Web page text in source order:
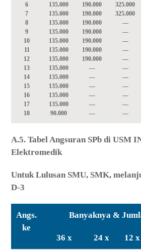
6
7
8
9
10
11
12
13
14
15
16
17
18
135.000
135.000
135.000
135.000
135.000
135.000
135.000
135.000
135.000
135.000
135.000
135.000
90.000
190.000
190.000
190.000
190.000
190.000
190.000
190.000
—
—
—
—
—
—
325.000
325.000
—
—
—
—
—
—
—
—
—
—
—
A.5. Tabel Angsuran SPb di USM
Elektromedik
Untuk Lulusan SMU, SMK,
D-3
Angs.
ke
Banyaknya &
36 x 24 x 12 x